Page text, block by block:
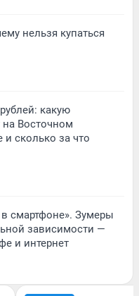
нельзя купаться
какую
на Восточном
сколько за что
в смартфоне». Зумеры
зависимости —
и интернет